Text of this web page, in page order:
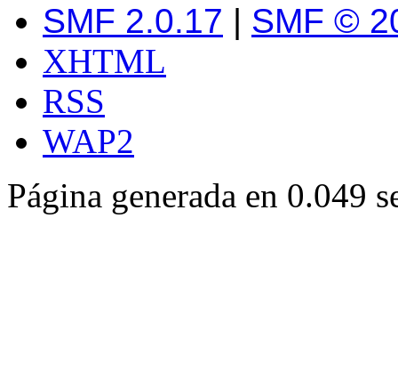
SMF 2.0.17 | SMF ©
XHTML
RSS
WAP2
Página generada en 0.049